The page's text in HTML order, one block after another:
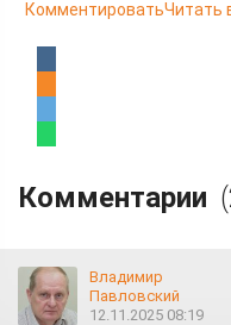
КомментироватьЧитать
Комментарии
Владимир
Павловский
12.11.2025 08:19